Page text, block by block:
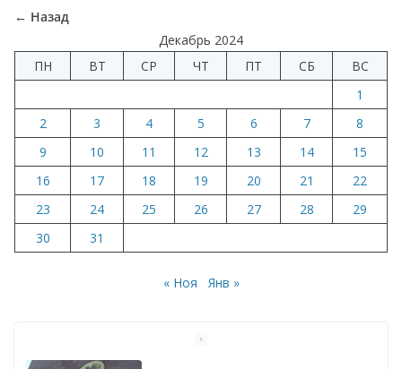
o
k p и
т
ь
← Назад
Декабрь 2024
ПН
ВТ СР ЧТ ПТ СБ
ВС
1
2
3 4 5 6 7
8
9
10 11 12 13 14
15
16
17 18 19 20 21
22
23
24 25 26 27 28
29
30
31
« Ноя Янв »